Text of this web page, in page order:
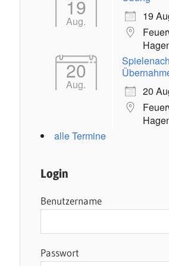
19
Aug.
19
20
Aug.
20
alle Termine
Login
Benutzername
Passwort